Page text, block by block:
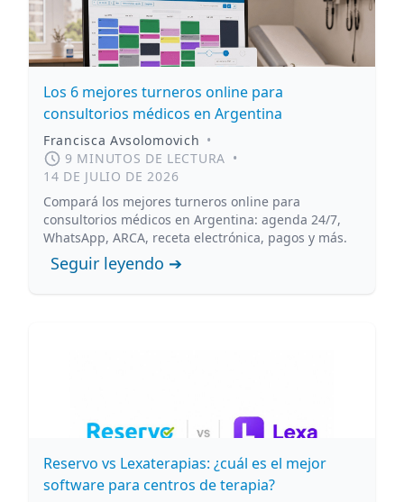
Los 6 mejores turneros online para
consultorios médicos en Argentina
Francisca Avsolomovich •
9 MINUTOS DE LECTURA •
14 DE JULIO DE 2026
Compará los mejores turneros online para
consultorios médicos en Argentina: agenda 24/7,
WhatsApp, ARCA, receta electrónica, pagos y más.
Seguir leyendo ➔
Reservo vs Lexaterapias: ¿cuál es el mejor
software para centros de terapia?